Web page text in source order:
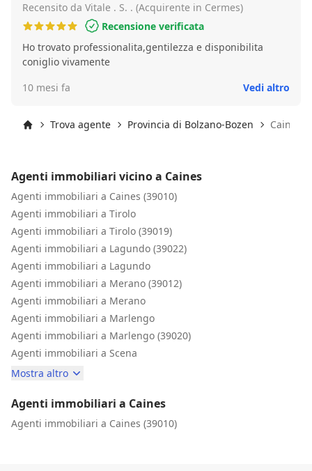
Recensito da Vitale . S. . (Acquirente in Cermes)
Recensione verificata
Ho trovato professionalita,gentilezza e disponibilita
coniglio vivamente
10 mesi fa
Vedi altro
Trova agente Provincia di Bolzano-Bozen Caines
Agenti immobiliari vicino a Caines
Agenti immobiliari a Caines (39010)
Agenti immobiliari a Tirolo
Agenti immobiliari a Tirolo (39019)
Agenti immobiliari a Lagundo (39022)
Agenti immobiliari a Lagundo
Agenti immobiliari a Merano (39012)
Agenti immobiliari a Merano
Agenti immobiliari a Marlengo
Agenti immobiliari a Marlengo (39020)
Agenti immobiliari a Scena
Mostra altro
Agenti immobiliari a Caines
Agenti immobiliari a Caines (39010)